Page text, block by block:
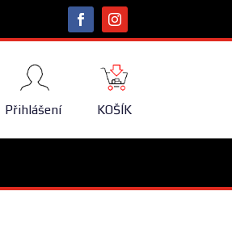
Přihlášení
NÁKUPNÍ
KOŠÍK
KOŠÍK